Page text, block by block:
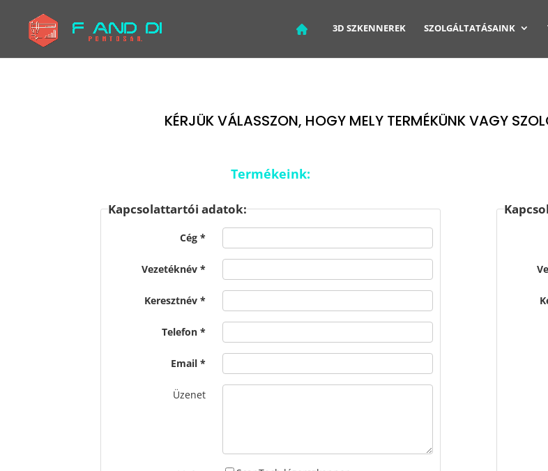
3D SZKENNEREK SZOLGÁLTATÁSAINK
KÉRJÜK VÁLASSZON, HOGY MELY TERMÉKÜNK VAGY
Termékeink:
Kapcsolattartói adatok:
Cég
Vezetéknév
Keresztnév
Telefon
Email
Üzenet